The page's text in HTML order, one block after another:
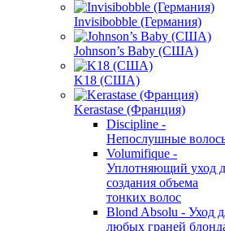
Invisibobble (Германия)
Johnson’s Baby (США)
K18 (США)
Kerastase (Франция)
Discipline -
Непослушные
Volumifique -
Уплотняющий уход
создания объема
тонких волос
Blond Absolu - Уход
любых граней